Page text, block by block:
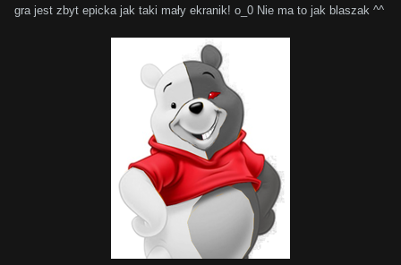
gra jest zbyt epicka jak taki mały ekranik! o_0 Nie ma to jak blaszak ^^